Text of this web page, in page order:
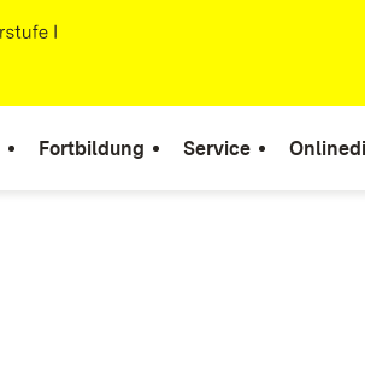
Fortbildung Service